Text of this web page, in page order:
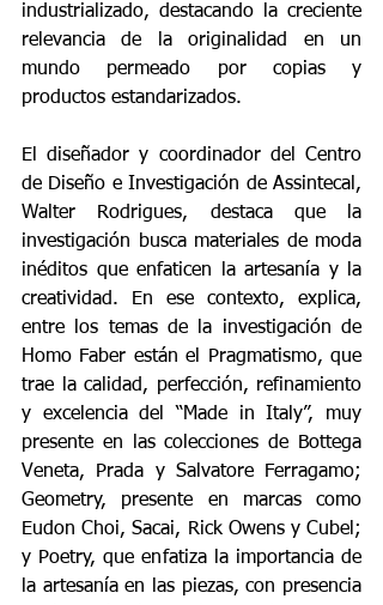
industrializado, destacando la creciente
relevancia de la originalidad en un
mundo permeado por copias y
productos estandarizados.
El diseñador y coordinador del Centro
de Diseño e Investigación de Assintecal,
Walter Rodrigues, destaca que la
investigación busca materiales de moda
inéditos que enfaticen la artesanía y la
creatividad. En ese contexto, explica,
entre los temas de la investigación de
Homo Faber están el Pragmatismo, que
trae la calidad, perfección, refinamiento
y excelencia del “Made in Italy”, muy
presente en las colecciones de Bottega
Veneta, Prada y Salvatore Ferragamo;
Geometry, presente en marcas como
Eudon Choi, Sacai, Rick Owens y Cubel;
y Poetry, que enfatiza la importancia de
la artesanía en las piezas, con presencia